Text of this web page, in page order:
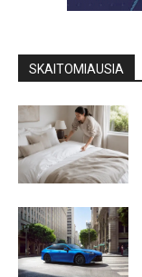
SKAITOMIAUSIA